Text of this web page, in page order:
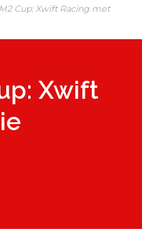
Cup: Xwift Racing met
Xwift